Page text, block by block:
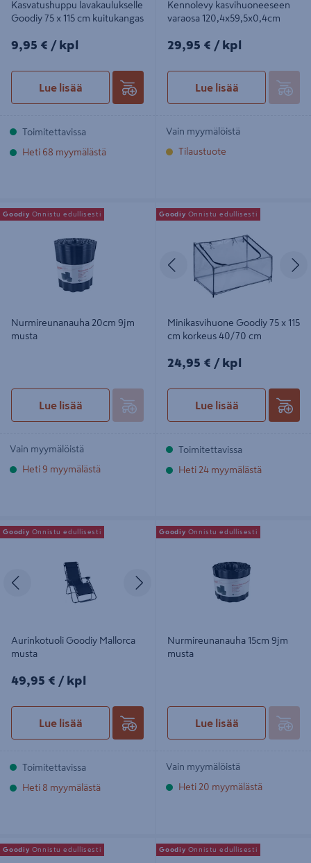
Kasvatushuppu lavakaulukselle
Goodiy 75 x 115 cm kuitukangas
9,95€/kpl
9,95 € / kpl
Lue lisää
Toimitettavissa
Heti 68 myymälästä
Kennolevy kasvihuoneeseen
varaosa 120,4x59,5x0,4cm
29,95€/kpl
29,95 € / kpl
Lue lisää
Vain myymälöistä
Tilaustuote
Nurmireunanauha 20cm 9jm musta
Nurmireunanauha 20cm 9jm
musta
Lue lisää
Goodiy Onnistu edullisesti
Vain myymälöistä
Heti 9 myymälästä
Minikasvihuone Goodiy 75 x 115 cm
korkeus 40/70 cm
Edellinen
Minikasvihuone Goodiy 75 x 115
cm korkeus 40/70 cm
24,95€/kpl
24,95 € / kpl
Lue lisää
Goodiy Onnistu edullisesti
Toimitettavissa
Heti 24 myymälästä
Aurinkotuoli Goodiy Mallorca musta
Edellinen
Aurinkotuoli Goodiy Mallorca
musta
49,95€/kpl
49,95 € / kpl
Lue lisää
Goodiy Onnistu edullisesti
Toimitettavissa
Heti 8 myymälästä
Nurmireunanauha 15cm 9jm musta
Nurmireunanauha 15cm 9jm
musta
Lue lisää
Goodiy Onnistu edullisesti
Vain myymälöistä
Heti 20 myymälästä
Näkösuoja-aita Goodiy Apila
180x180cm ruskea
Goodiy Onnistu edullisesti
Terassilaatta Goodiy harmaa muovi
30x30 uritettu pinta
Goodiy Onnistu edullisesti